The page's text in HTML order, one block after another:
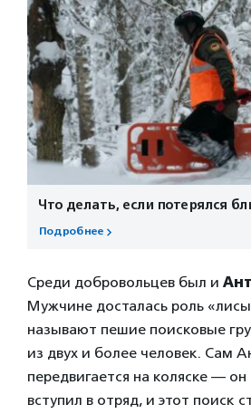
Что делать, если потерялся
Подробнее
Среди добровольцев был и
Мужчине досталась роль
называют пешие поисковые
из двух и более человек. Сам
передвигается на коляске —
вступил в отряд, и этот поиск